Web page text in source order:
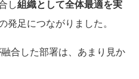
し組織として全体最適を実
足につながりました。
合した部署は、あまり見か